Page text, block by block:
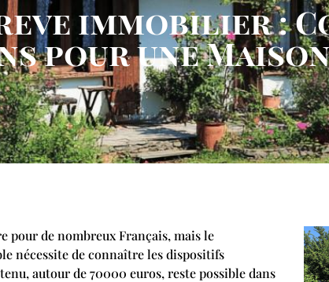
immobilier :
pour une
pour de nombreux Français, mais le
nécessite de connaître les dispositifs
autour de 70000 euros, reste possible dans